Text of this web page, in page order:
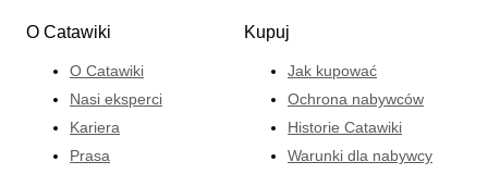
O Catawiki
O Catawiki
Nasi eksperci
Kariera
Prasa
Kupuj
Jak kupować
Ochrona nabywców
Historie Catawiki
Warunki dla nabywcy